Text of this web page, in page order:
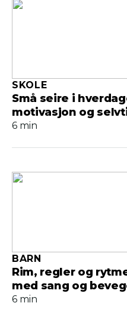
Små seire i
motivasjon og
SKOLE
6 min
Rim, regler og
med sang og
BARN
6 min